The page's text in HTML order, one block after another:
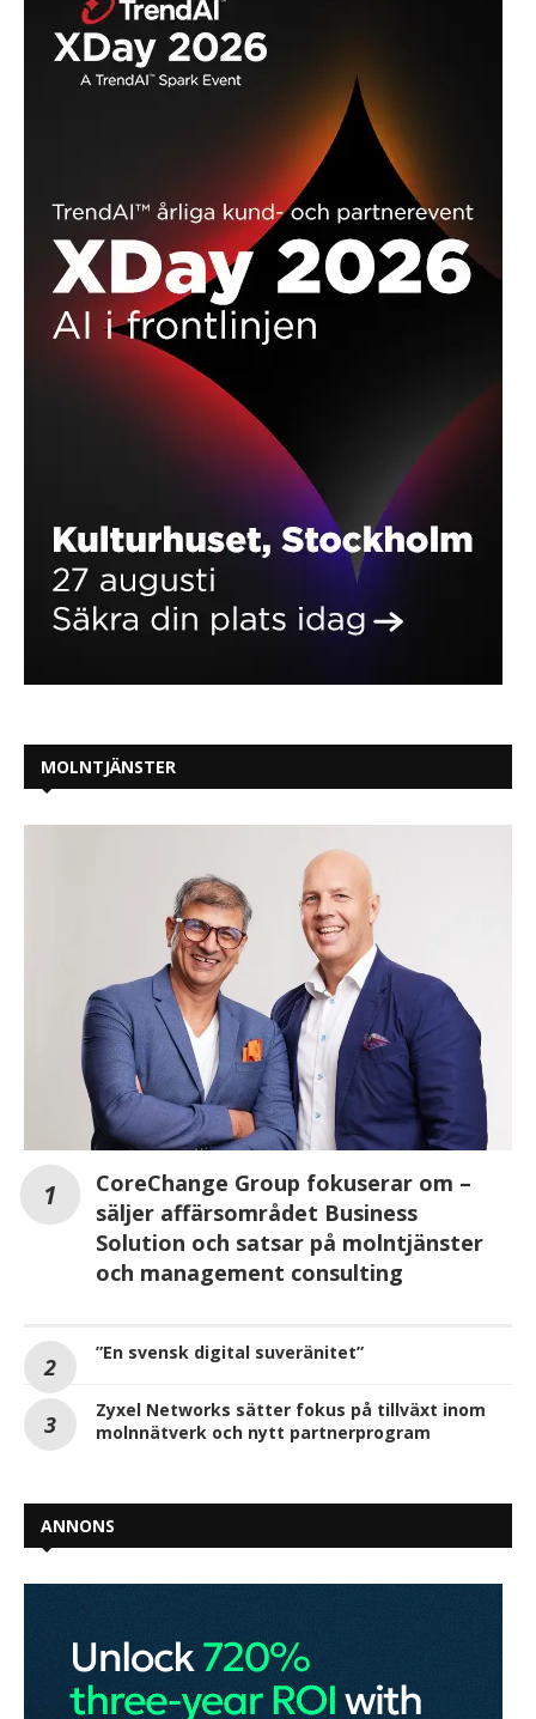
MOLNTJÄNSTER
CoreChange Group fokuserar om –
säljer affärsområdet Business
Solution och satsar på molntjänster
och management consulting
”En svensk digital suveränitet”
Zyxel Networks sätter fokus på tillväxt inom
molnnätverk och nytt partnerprogram
ANNONS